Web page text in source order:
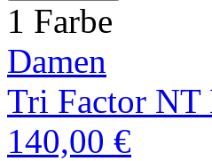
1 Farbe
Damen
Tri Factor NT
140,00 €